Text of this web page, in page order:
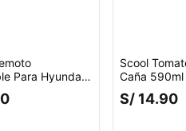
Para Hyundai
Scool
Caña
S/ 14.90